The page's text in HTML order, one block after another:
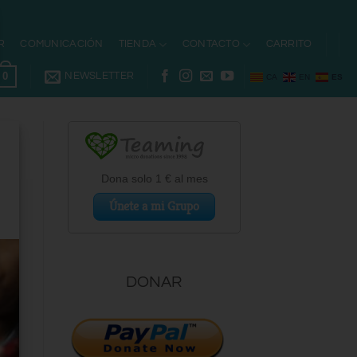
COMUNICACIÓN TIENDA CONTACTO CARRITO
0 NEWSLETTER
DONAR